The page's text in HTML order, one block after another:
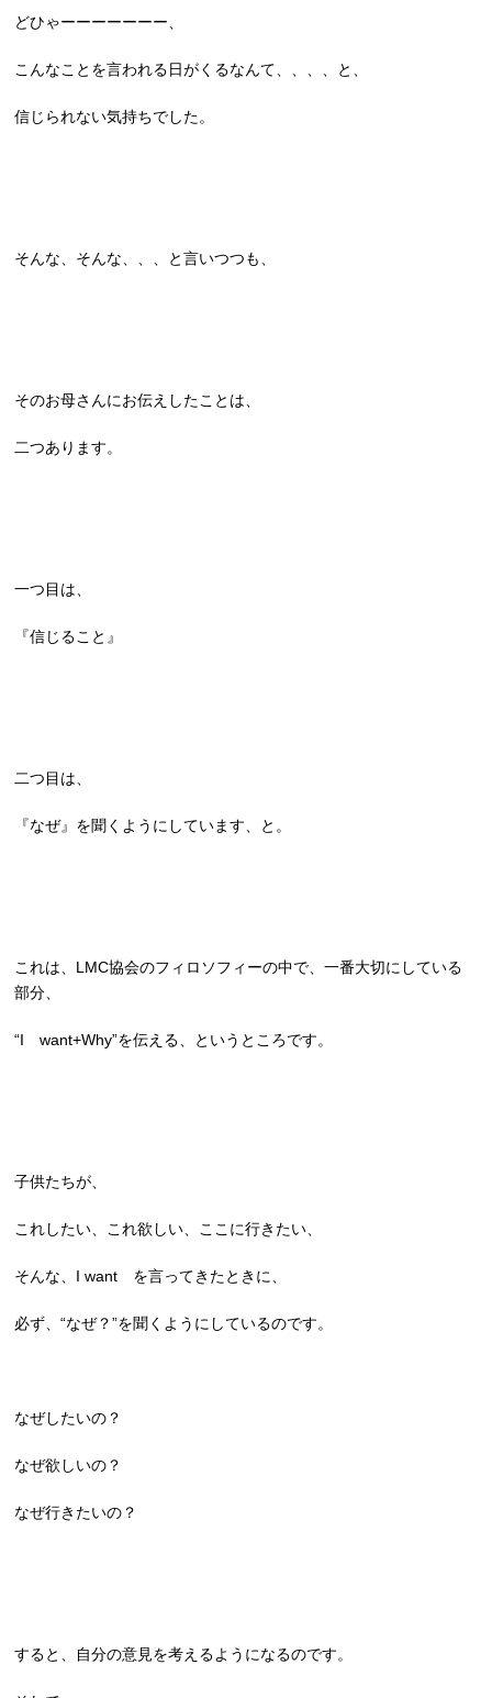
どひゃーーーーーーー、
こんなことを言われる日がくるなんて、、、、と、
信じられない気持ちでした。
そんな、そんな、、、と言いつつも、
そのお母さんにお伝えしたことは、
二つあります。
一つ目は、
『信じること』
二つ目は、
『なぜ』を聞くようにしています、と。
これは、LMC協会のフィロソフィーの中で、一番大切にしている
部分、
“I want+Why”を伝える、というところです。
子供たちが、
これしたい、これ欲しい、ここに行きたい、
そんな、I want を言ってきたときに、
必ず、“なぜ？”を聞くようにしているのです。
なぜしたいの？
なぜ欲しいの？
なぜ行きたいの？
すると、自分の意見を考えるようになるのです。